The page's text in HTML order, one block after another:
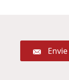
Indochina